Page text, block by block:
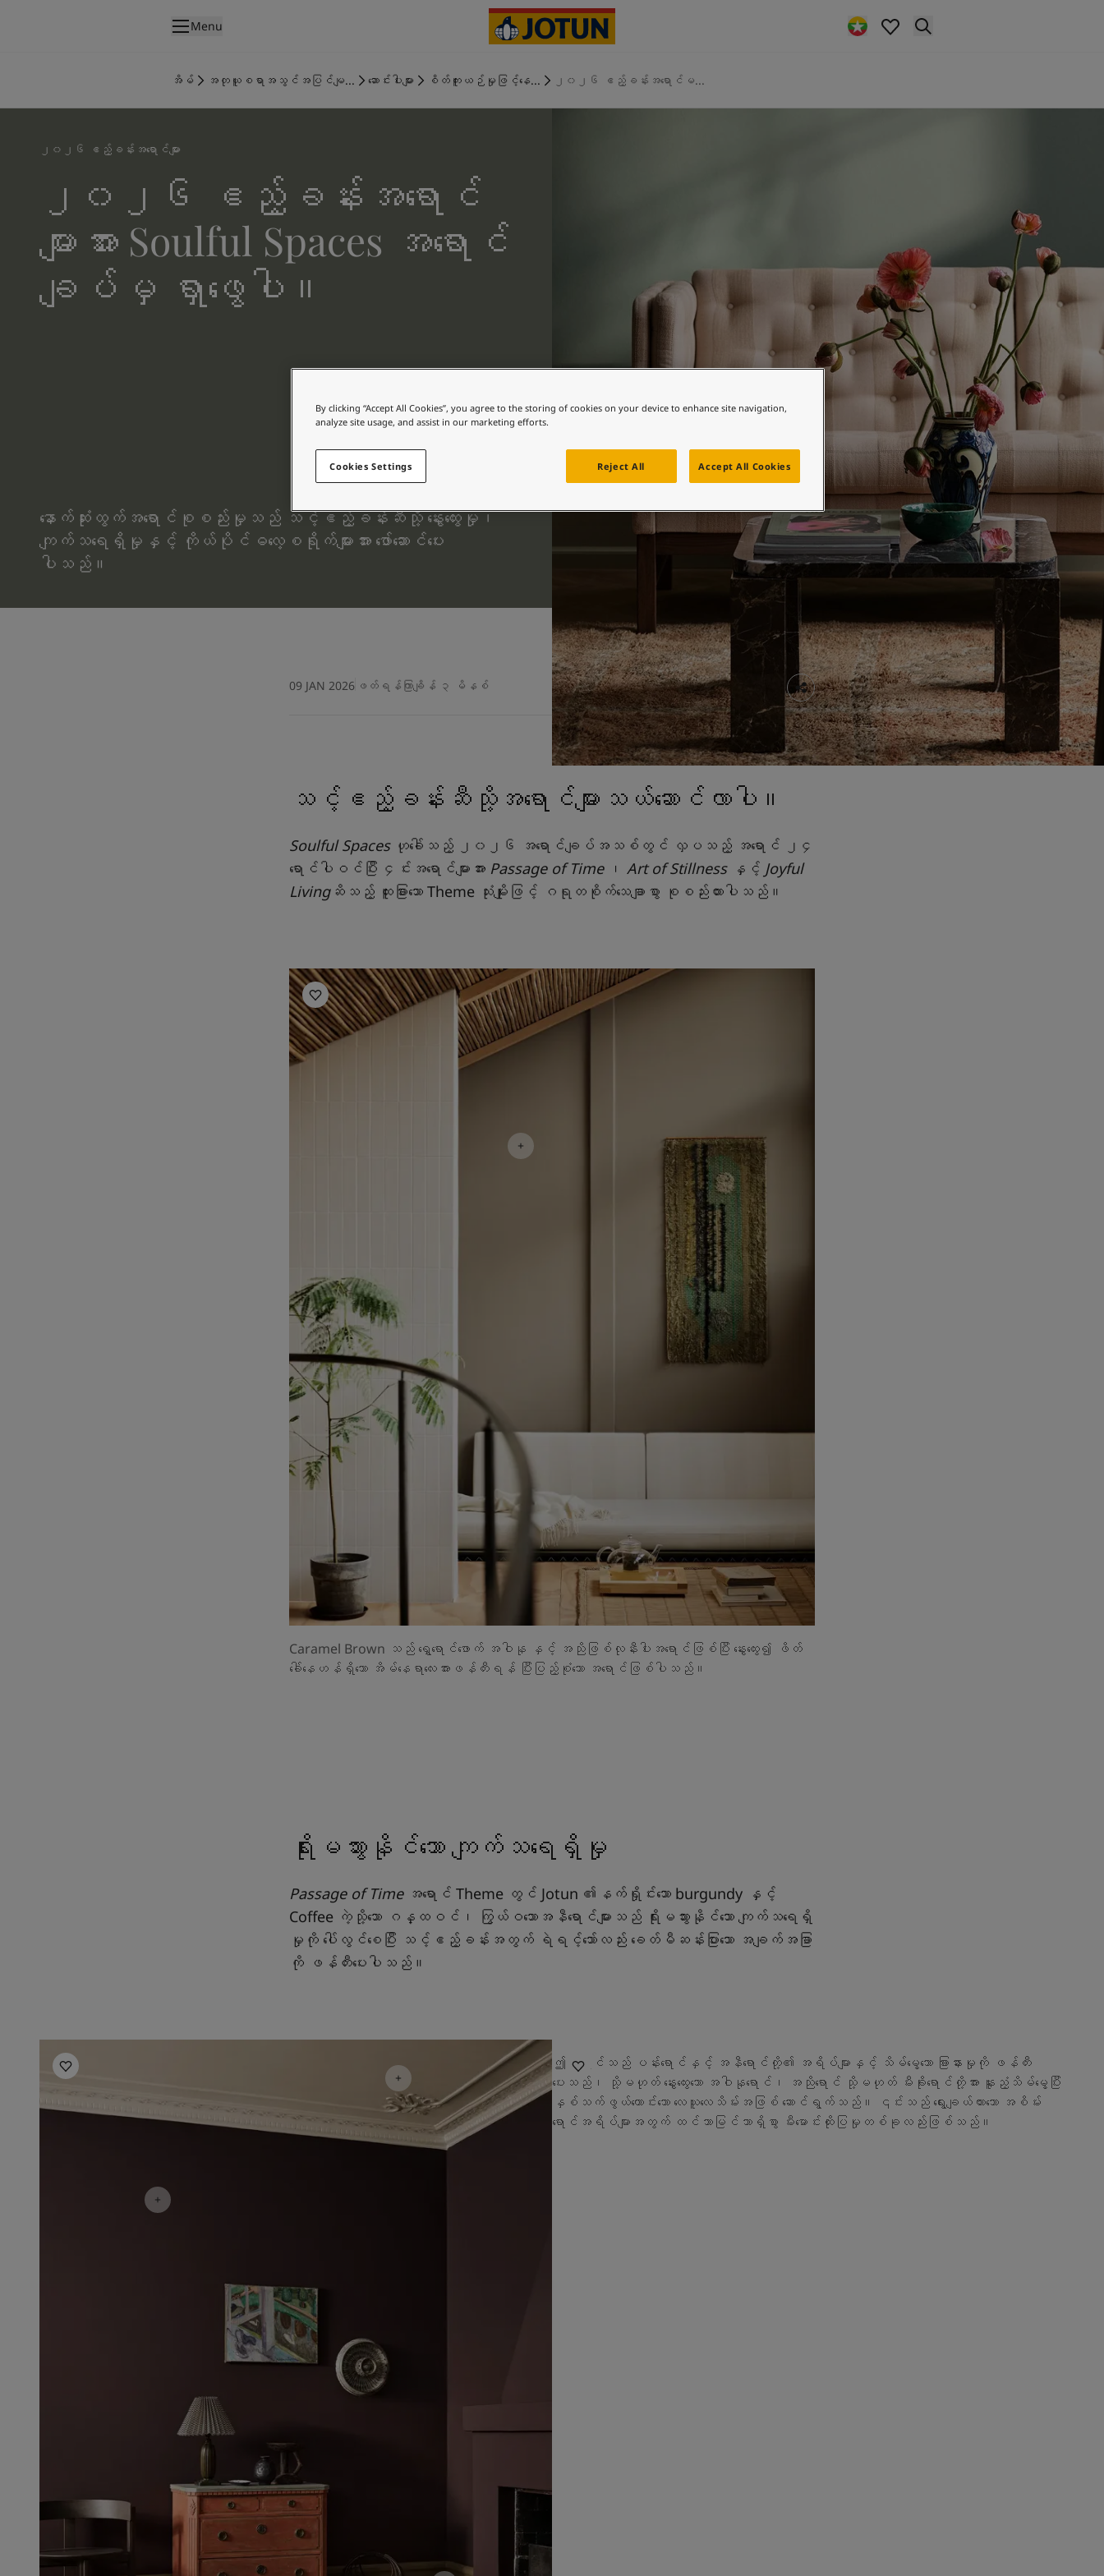
Menu
အိမ်အပြင်သုတ်ဆေးအမျိုးအစားများ
အရောင်များ
အတွင်းခန်းအရောင်အားလုံး
Exterior Paint Colours
အပြင်ပန်းအရောင်အားလုံး
အရောင်ချပ်များ
Colour Tools
အရောင်နမူနာများ
အိမ် အတုယူစရာအသွင်အပြင်မျ... ဆောင်းပါးများ စိတ်ကူးယဉ်မှုဖြင့်နေ... ၂၀၂၆ ဧည့်ခန်းအရောင်မ...
၂၀၂၆ ဧည့်ခန်းအရောင်များ
၂၀၂၆ ဧည့်ခန်းအရောင်
များအား Soulful Spaces အရောင်
ချပ်မှ ရှာဖွေပါ။
နောက်ဆုံးထွက်အရောင်စုစည်းမှုသည် သင့်ဧည့်ခန်းဆီသို့ နွေးထွေးမှု၊
ကျက်သရေရှိမှုနှင့် ကိုယ်ပိုင်ဓလေ့စရိုက်များအား ဖော်ဆောင်ပေး
ပါသည်။
09 JAN 2026 ဖတ်ရန်ကြာချိန် ၃ မိနစ်
သင့်ဧည့်ခန်းဆီသို့အရောင်များသယ်ဆောင်လာပါ။
Soulful Spacesဟုခေါ်သည့် ၂၀၂၆ အရောင်ချပ်အသစ်တွင် လှပသည့် အရောင် ၂၄
ရောင်ပါဝင်ပြီး ၄င်းအရောင်များအား Passage of Time၊ Art of Stillnessနှင့် Joyful
Livingဆိသည့် ထူးခြားသော Theme သုံးမျိုးဖြင့် ဂရုတစိုက်သေချာစွာ စုစည်းထားပါသည်။
Living Room Inspiration
Caramel Brown သည် ရွှေရောင်ဖောက် အဝါနု နှင့် အညိုဖြစ်လုနီးပါးအရောင်ဖြစ်ပြီး နွေးထွေး၍ ဖိတ်
ခေါ်နေဟန်ရှိသော အိမ်နေရာလေးအားဖန်တီးရန် ပြီးပြည့်စုံသော အရောင်ဖြစ်ပါသည်။
ရိုးမသွားနိုင်သော ကျက်သရေရှိမှု
Passage of Timeအရောင် Theme တွင် Jotun ၏နက်ရှိုင်းသော burgundy နှင့်
Coffee ကဲ့သို့သော ဂန္ထဝင်၊ ကြွယ်ဝသောအနီရောင်များသည် ရိုးမသွားနိုင်သော ကျက်သရေရှိ
မှုကို ပေါ်လွင်စေပြီး သင့်ဧည့်ခန်းအတွက် ရဲရင့်သော်လည်း ခေတ်မီဆန်းပြားသော အချက်အခြာ
ကို ဖန်တီးပေးပါသည်။
Living Room Inspiration
ဤအရောင်သည် ပန်းရောင်နှင့် အနီရောင်တို့၏ အရိပ်များနှင့် သိမ်မွေ့သော ခြားနားမှုကို ဖန်တီး
ပေးသည်၊ သို့မဟုတ် နွေးထွေးသော အဝါနုရောင်၊ အညိုရောင် သို့မဟုတ် မီးခိုးရောင်တို့အား နူးညံ့သိမ်မွေ့ပြီး
နှစ်သက်ဖွယ်ကောင်းသော လေယူလေသိမ်းအဖြစ် ဆောင်ရွက်သည်။ ၎င်းသည် ရွေးချယ်ထားသော အစိမ်း
ရောင်အရိပ်များအတွက် ထင်သာမြင်သာရှိစွာ မီးမောင်းထိုးပြမှုတစ်ခုလည်းဖြစ်သည်။
By clicking “Accept All Cookies”, you agree to the storing of cookies on your device to enhance site navigation,
analyze site usage, and assist in our marketing efforts.
Reject All Accept All Cookies
Cookies Settings